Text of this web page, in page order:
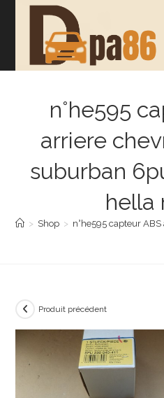
n°he595
arriere
suburban
hella
> Shop > n°he595 capteur
Produit précédent